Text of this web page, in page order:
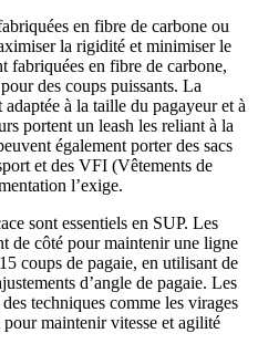
en fibre de carbone ou
la rigidité et minimiser le
fabriquées en fibre de carbone,
des coups puissants. La
à la taille du pagayeur et à
portent un leash les reliant à la
également porter des sacs
et des VFI (Vêtements de
l’exige.
sont essentiels en SUP. Les
de côté pour maintenir une ligne
coups de pagaie, en utilisant de
d’angle de pagaie. Les
techniques comme les virages
maintenir vitesse et agilité